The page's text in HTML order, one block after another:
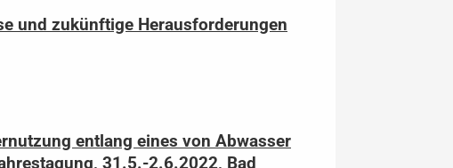
und zukünftige Herausforderungen
entlang eines von Abwasser
31.5.-2.6.2022, Bad